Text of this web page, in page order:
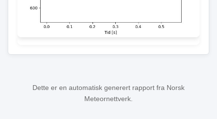
Dette er en automatisk generert rapport fra Norsk
Meteornettverk.